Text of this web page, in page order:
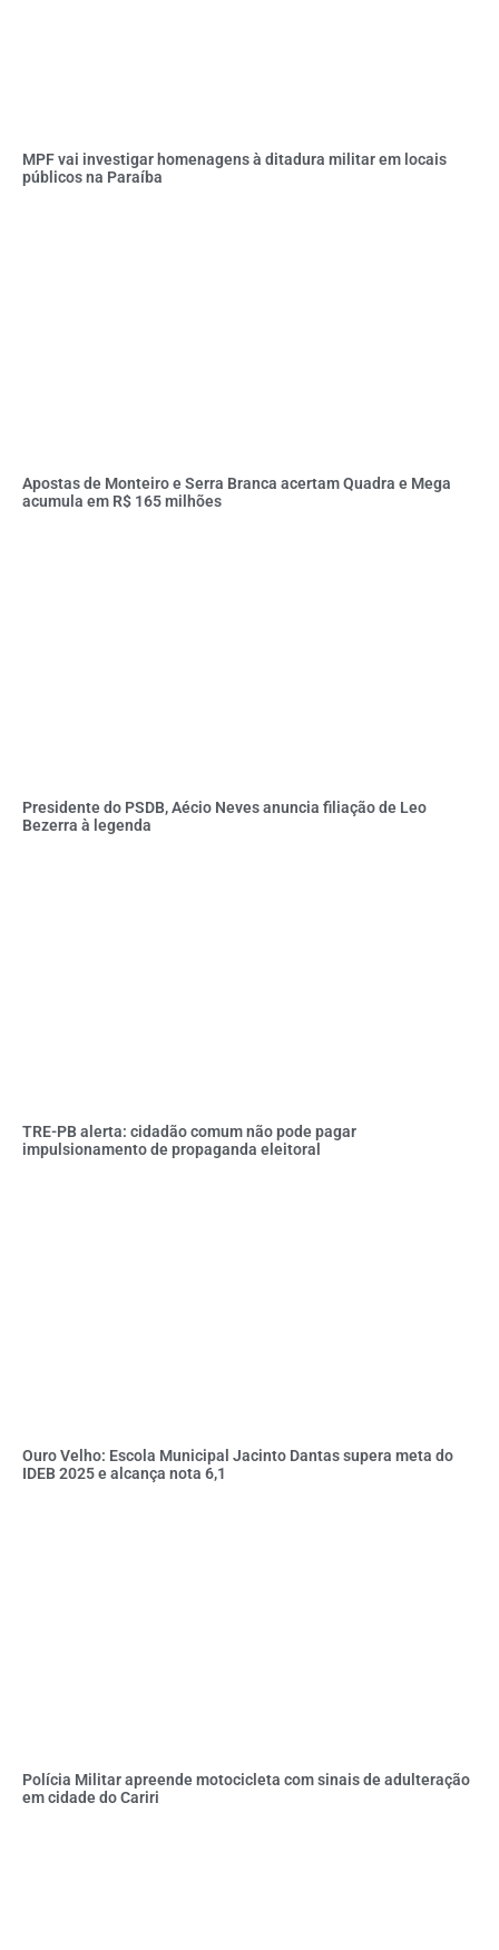
MPF vai investigar homenagens à ditadura militar em locais
públicos na Paraíba
Apostas de Monteiro e Serra Branca acertam Quadra e Mega
acumula em R$ 165 milhões
Presidente do PSDB, Aécio Neves anuncia filiação de Leo
Bezerra à legenda
TRE-PB alerta: cidadão comum não pode pagar
impulsionamento de propaganda eleitoral
Ouro Velho: Escola Municipal Jacinto Dantas supera meta do
IDEB 2025 e alcança nota 6,1
Polícia Militar apreende motocicleta com sinais de adulteração
em cidade do Cariri